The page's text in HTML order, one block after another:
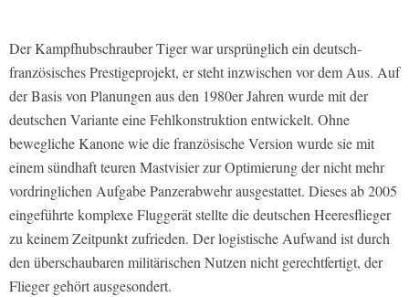
Der Kampfhubschrauber Tiger war ursprünglich ein deutsch-
französisches Prestigeprojekt, er steht inzwischen vor dem Aus. Auf
der Basis von Planungen aus den 1980er Jahren wurde mit der
deutschen Variante eine Fehlkonstruktion entwickelt. Ohne
bewegliche Kanone wie die französische Version wurde sie mit
einem sündhaft teuren Mastvisier zur Optimierung der nicht mehr
vordringlichen Aufgabe Panzerabwehr ausgestattet. Dieses ab 2005
eingeführte komplexe Fluggerät stellte die deutschen Heeresflieger
zu keinem Zeitpunkt zufrieden. Der logistische Aufwand ist durch
den überschaubaren militärischen Nutzen nicht gerechtfertigt, der
Flieger gehört ausgesondert.